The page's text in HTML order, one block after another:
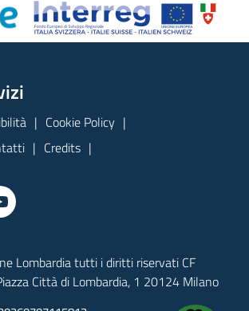
Cookie Policy
Credits
Lombardia tutti i diritti riservati CF
Città di Lombardia, 1 20124 Milano